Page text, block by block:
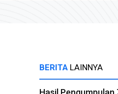
BERITA LAINNYA